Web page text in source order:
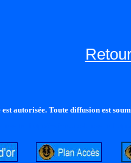
autorisée. Toute diffusion est